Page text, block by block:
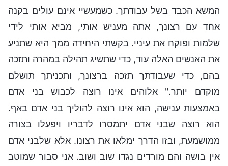
המשא הכבד בשל עבודתך. כשמעשיי אינם עולים בקנה
אחד עם רצונך, אתה מעניש אותי, מביא אותי לידי
שלמות ופוקח את עיניי. בקשתי היחידה ממך היא שתניע
את האנשים האלה עוד, כדי שתשיג תהילה במהרה ותזכה
בהם, כדי שעבודתך תזכה ברצונך, ותכניתך תושלם
מוקדם יותר." אלוהים אינו רוצה לכבוש בני אדם
באמצעות ענישה, הוא אינו רוצה להוליך בני אדם באף.
הוא רוצה שבני אדם יתמסרו לדבריו ויפעלו בצורה
ממושמעת, ובזו הדרך ימלאו את רצונו. אלא שלבני אדם
אין בושה והם מורדים נגדו שוב ושוב. אני סבור שמוטב